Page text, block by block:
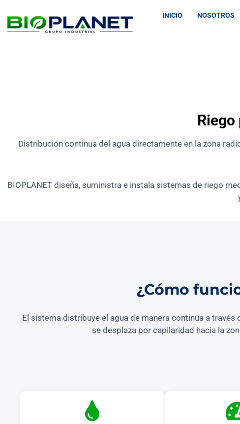
INICIO NOSOTROS
Riego
Distribución continua del agua directamente en la zona
BIOPLANET diseña, suministra e instala sistemas de riego
¿Cómo
El sistema distribuye el agua de manera continua a
se desplaza por capilaridad hacia la